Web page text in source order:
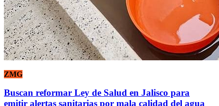
ZMG
Buscan reformar Ley de Salud en Jalisco para
emitir alertas sanitarias por mala calidad del agua